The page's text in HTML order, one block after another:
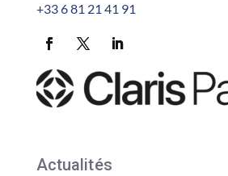
+33 6 81 21 41 91
Actualités